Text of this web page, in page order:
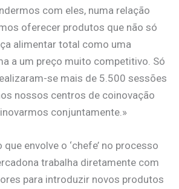
com eles, numa relação
oferecer produtos que não só
alimentar total como uma
a um preço muito competitivo. Só
se mais de 5.500 sessões
nossos centros de coinovação
conjuntamente.»
envolve o ‘chefe’ no processo
trabalha diretamente com
para introduzir novos produtos